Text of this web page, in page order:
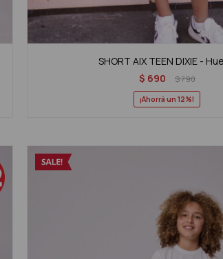
SHORT AIX TEEN DIXIE -
$ 690 $790
12